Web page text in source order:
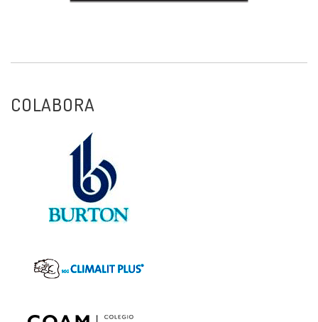
COLABORA